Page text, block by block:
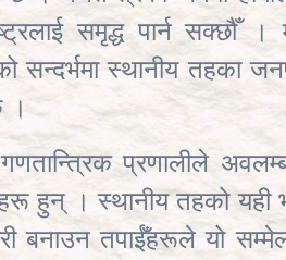
समृद्ध पार्न सक्छौँ
सन्दर्भमा स्थानीय तहका
।
प्रणालीले
हुन् । स्थानीय तहको यही
बनाउन तपाईँहरूले यो